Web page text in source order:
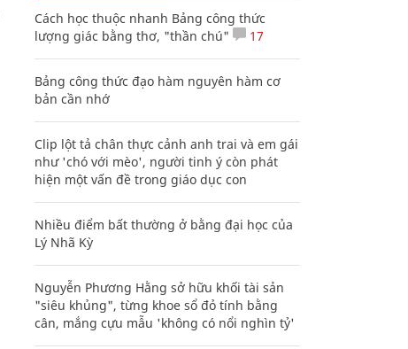
Cách học thuộc nhanh Bảng công thức
lượng giác bằng thơ, "thần chú"
17
Bảng công thức đạo hàm nguyên hàm cơ
bản cần nhớ
Clip lột tả chân thực cảnh anh trai và em gái
như 'chó với mèo', người tinh ý còn phát
hiện một vấn đề trong giáo dục con
Nhiều điểm bất thường ở bằng đại học của
Lý Nhã Kỳ
Nguyễn Phương Hằng sở hữu khối tài sản
"siêu khủng", từng khoe sổ đỏ tính bằng
cân, mắng cựu mẫu 'không có nổi nghìn tỷ'